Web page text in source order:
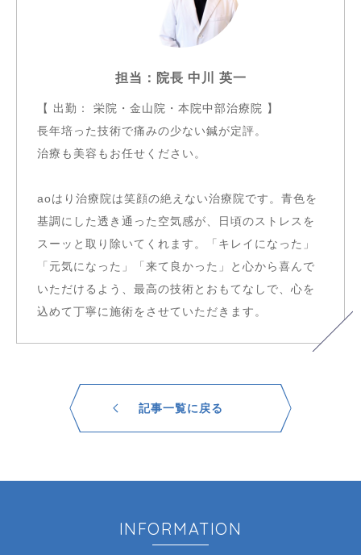
担当：院長 中川 英一
【 出勤： 栄院・金山院・本院中部治療院 】
長年培った技術で痛みの少ない鍼が定評。
治療も美容もお任せください。
aoはり治療院は笑顔の絶えない治療院です。青色を
基調にした透き通った空気感が、日頃のストレスを
スーッと取り除いてくれます。「キレイになった」
「元気になった」「来て良かった」と心から喜んで
いただけるよう、最高の技術とおもてなしで、心を
込めて丁寧に施術をさせていただきます。
記事一覧に戻る
INFORMATION